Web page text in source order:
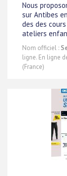
Nous
sur Antibes
des des
ateliers
Nom officiel :
ligne. En ligne
(France)